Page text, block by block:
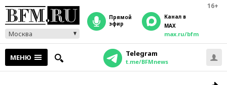
16+
Москва
прямой
эфир
Канал в
MAX
max.ru/bfm
МЕНЮ Telegram
t.me/BFMnews